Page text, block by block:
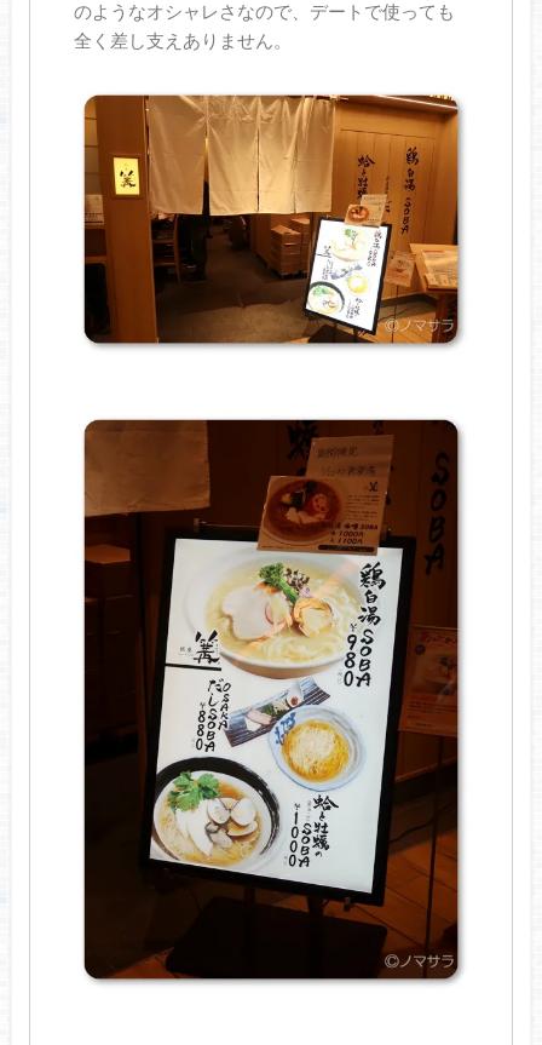
のようなオシャレさなので、デートで使っても
全く差し支えありません。